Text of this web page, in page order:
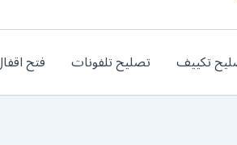
تكييف تصليح تلفونات فتح